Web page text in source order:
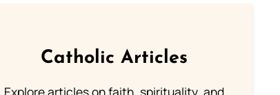
Catholic Articles